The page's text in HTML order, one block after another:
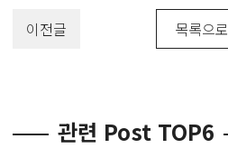
이전글 목록으로
관련 Post TOP6